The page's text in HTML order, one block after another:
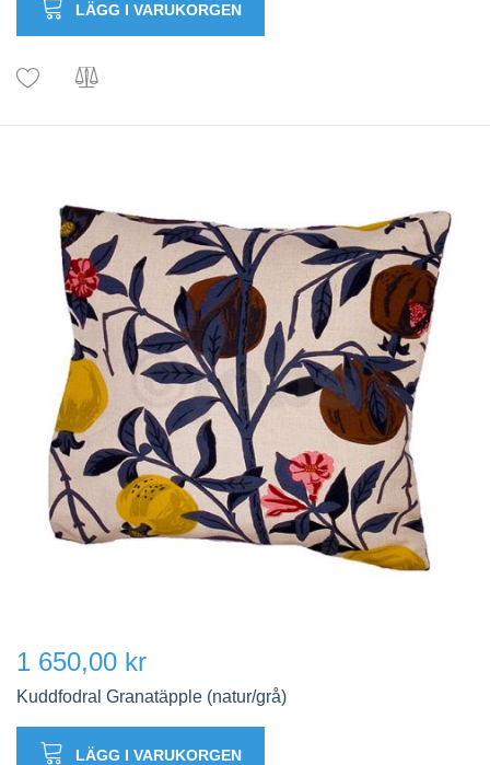
LÄGG I VARUKORGEN
1 650,00 kr
Kuddfodral Granatäpple (natur/grå)
LÄGG I VARUKORGEN